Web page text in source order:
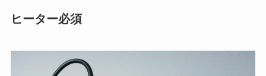
ヒーター必須